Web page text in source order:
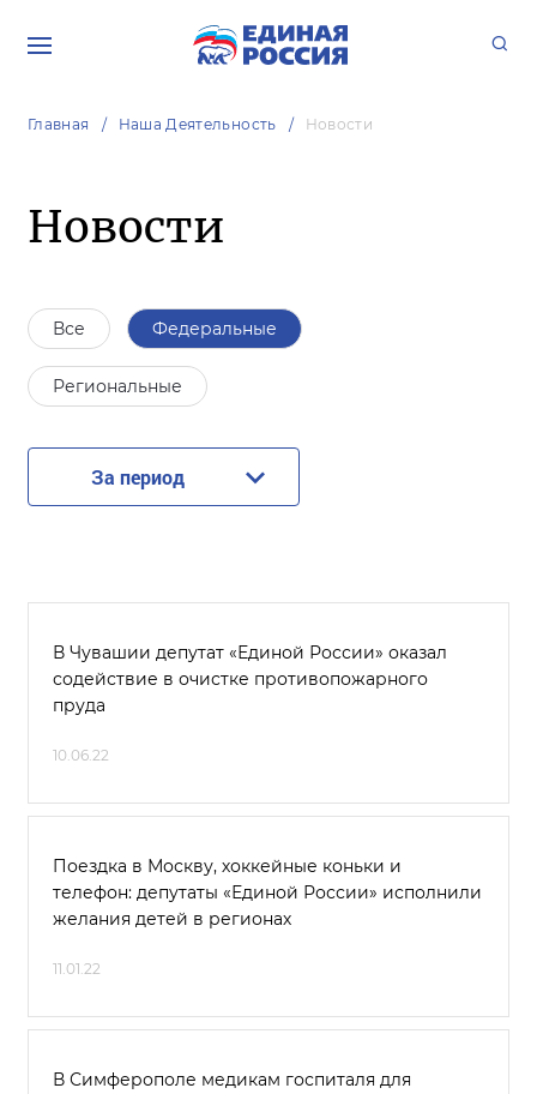
Главная Наша Деятельность Новости
Новости
Все Федеральные
Региональные
За период
В Чувашии депутат «Единой России» оказал
содействие в очистке противопожарного
пруда
10.06.22
Поездка в Москву, хоккейные коньки и
телефон: депутаты «Единой России» исполнили
желания детей в регионах
11.01.22
В Симферополе медикам госпиталя для